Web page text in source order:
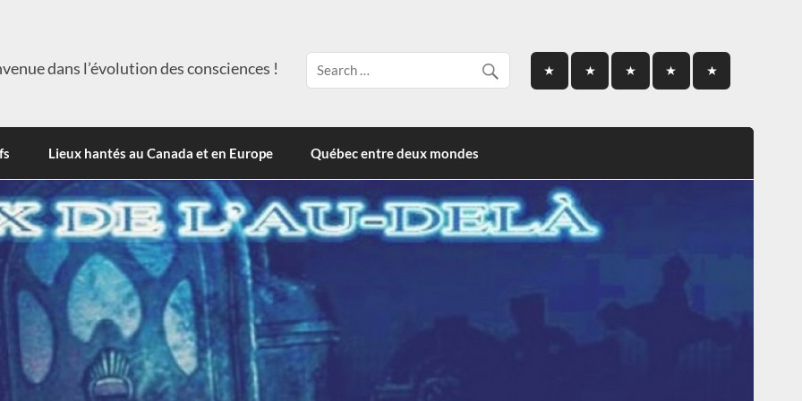
dans l’évolution des consciences !
Lieux hantés au Canada et en Europe Québec entre deux mondes